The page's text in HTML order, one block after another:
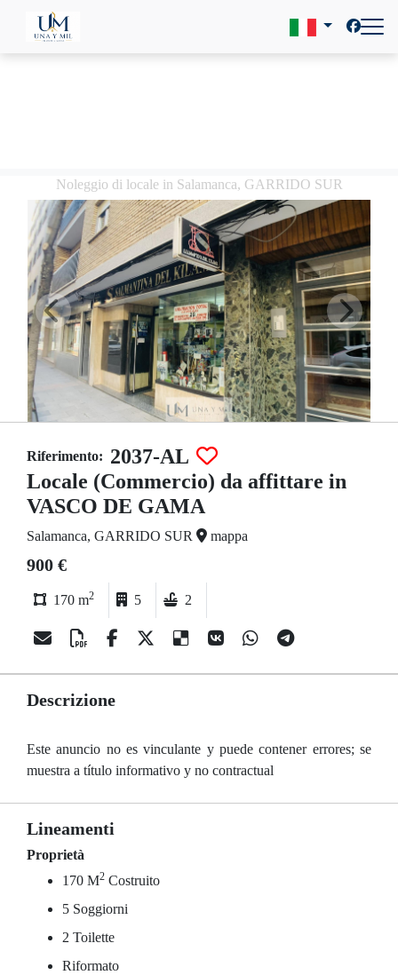
Noleggio di locale in Salamanca, GARRIDO SUR
Riferimento: 2037-AL
Locale (Commercio) da affittare in
VASCO DE GAMA
Salamanca, GARRIDO SUR mappa
900 €
170 m2 5 2
Descrizione
Este anuncio no es vinculante y puede contener errores; se
muestra a título informativo y no contractual
Lineamenti
Proprietà
170 M2 Costruito
5 Soggiorni
2 Toilette
Riformato